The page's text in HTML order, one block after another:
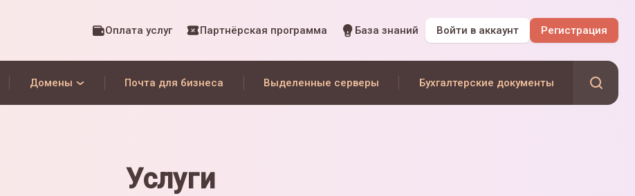
Оплата услуг Партнёрская программа База знаний Войти в аккаунт Регистрация
Домены Почта для бизнеса Выделенные серверы Бухгалтерские документы
Услуги